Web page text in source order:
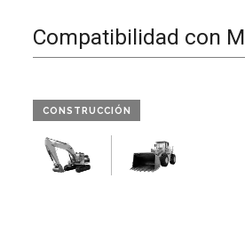
Compatibilidad con
CONSTRUCCIÓN